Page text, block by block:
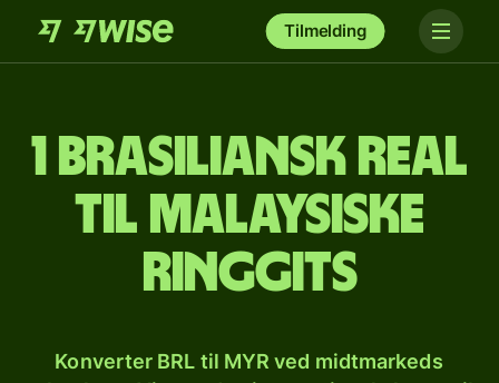
Tilmelding
1 brasiliansk real
til malaysiske
ringgits
Konverter BRL til MYR ved midtmarkeds